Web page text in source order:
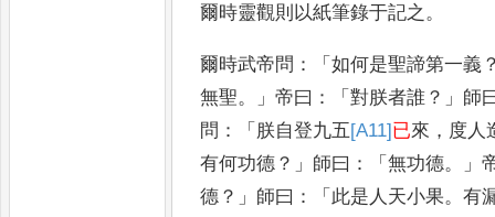
爾時靈觀則以紙筆錄于記之。
爾時武帝問 ：「如何是聖諦第一義
無聖。」帝曰 ：「對朕者誰 ？」 師
問 ：「 朕自登九五[A11]已來 ， 度人
有何功德 ？」 師曰 ：「無功德。」
德 ？」 師曰 ：「 此是人天小果。有